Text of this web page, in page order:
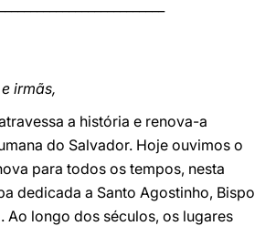
irmãs,
a história e renova-a
do Salvador. Hoje ouvimos o
para todos os tempos, nesta
dedicada a Santo Agostinho, Bispo
Ao longo dos séculos, os lugares